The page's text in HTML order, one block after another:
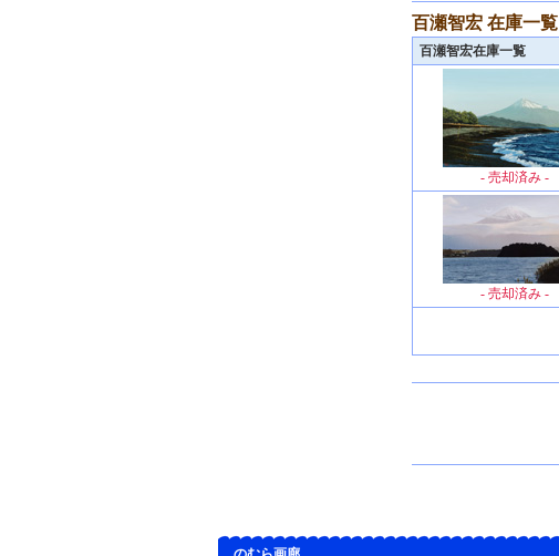
百瀬智宏 在庫一覧
百瀬智宏在庫一覧
- 売却済み -
- 売却済み -